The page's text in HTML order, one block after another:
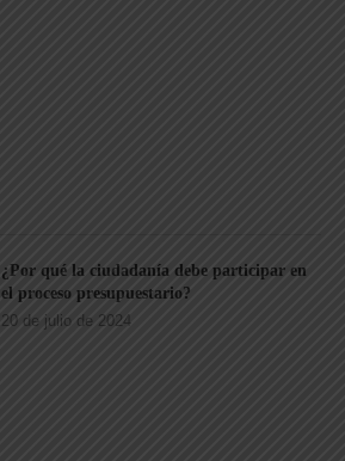
¿Por qué la ciudadanía debe participar en
el proceso presupuestario?
20 de julio de 2024